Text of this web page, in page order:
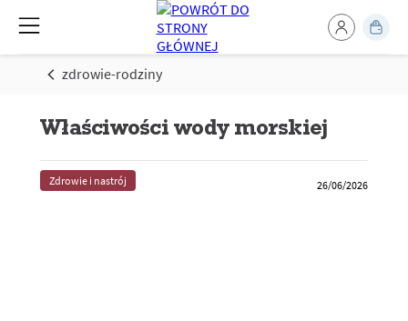
zdrowie-rodziny
Właściwości wody morskiej
Zdrowie i nastrój 26/06/2026